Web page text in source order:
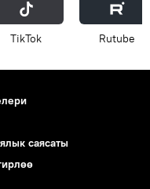
ТikТоk Rutube
саясаты